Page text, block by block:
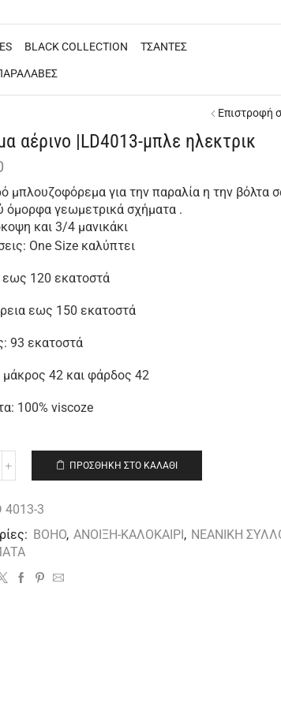
BLACK COLLECTION ΤΣΑΝΤΕΣ
Επιστροφή
αέρινο |LD4013-μπλε ηλεκτρικ
μπλουζοφόρεμα για την παραλία η την βόλτα
όμορφα γεωμετρικά σχήματα .
και 3/4 μανικάκι
One Size καλύπτει
εως 120 εκατοστά
εως 150 εκατοστά
93 εκατοστά
μάκρος 42 και φάρδος 42
100% viscoze
ΠΡΟΣΘΉΚΗ ΣΤΟ ΚΑΛΆΘΙ
4013-3
BOHO, ΑΝΟΙΞΗ-ΚΑΛΟΚΑΙΡΙ , ΝΕΑΝΙΚΗ